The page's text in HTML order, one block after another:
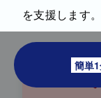
を支援します。
簡単